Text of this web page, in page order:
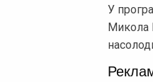
У
Микола